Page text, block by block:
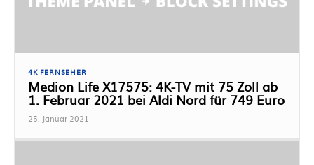
4K FERNSEHER
Medion Life X17575: 4K-TV mit 75 Zoll ab
1. Februar 2021 bei Aldi Nord für 749 Euro
25. Januar 2021